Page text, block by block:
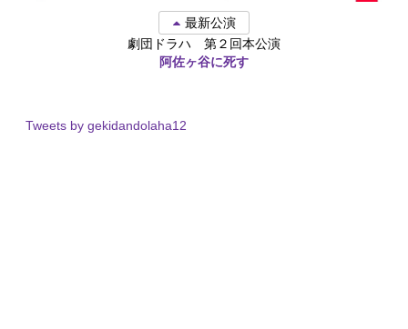
最新公演
劇団ドラハ 第２回本公演
阿佐ヶ谷に死す
Tweets by gekidandolaha12